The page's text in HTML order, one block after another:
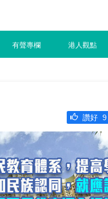
有聲專欄 港人觀點
讚好 9